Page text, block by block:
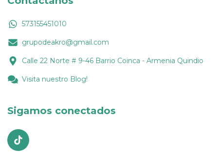
573155451010
grupodeakro@gmail.com
Calle 22 Norte # 9-46 Barrio Coinca - Armenia Quindio
Visita nuestro Blog!
Sigamos conectados